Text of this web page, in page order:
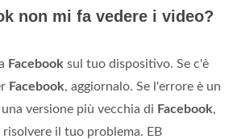
non mi fa vedere i video?
Facebook sul tuo dispositivo. Se c'è
Facebook, aggiornalo. Se l'errore è un
versione più vecchia di Facebook,
il tuo problema. EB